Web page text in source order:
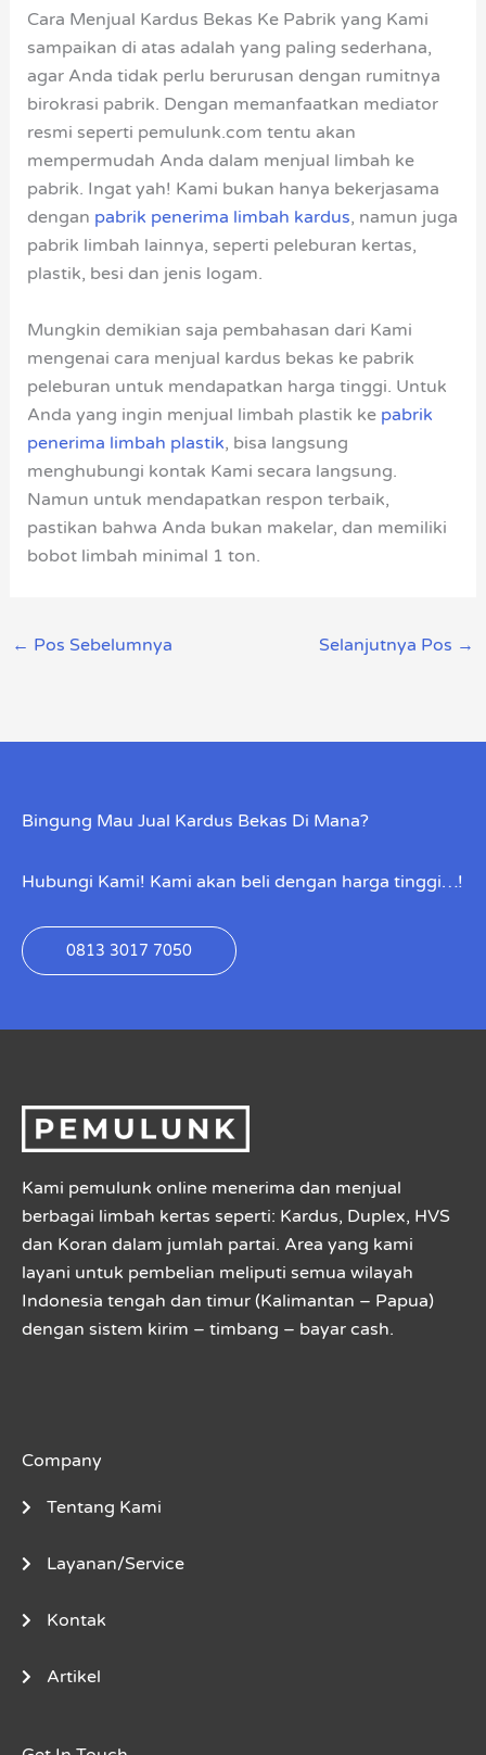
Cara Menjual Kardus Bekas Ke Pabrik yang Kami
sampaikan di atas adalah yang paling sederhana,
agar Anda tidak perlu berurusan dengan rumitnya
birokrasi pabrik. Dengan memanfaatkan mediator
resmi seperti pemulunk.com tentu akan
mempermudah Anda dalam menjual limbah ke
pabrik. Ingat yah! Kami bukan hanya bekerjasama
dengan pabrik penerima limbah kardus, namun juga
pabrik limbah lainnya, seperti peleburan kertas,
plastik, besi dan jenis logam.
Mungkin demikian saja pembahasan dari Kami
mengenai cara menjual kardus bekas ke pabrik
peleburan untuk mendapatkan harga tinggi. Untuk
Anda yang ingin menjual limbah plastik ke pabrik
penerima limbah plastik, bisa langsung
menghubungi kontak Kami secara langsung.
Namun untuk mendapatkan respon terbaik,
pastikan bahwa Anda bukan makelar, dan memiliki
bobot limbah minimal 1 ton.
← Pos Sebelumnya Selanjutnya Pos →
Bingung Mau Jual Kardus Bekas Di Mana?
Hubungi Kami! Kami akan beli dengan harga tinggi…!
0813 3017 7050
Kami pemulunk online menerima dan menjual
berbagai limbah kertas seperti: Kardus, Duplex, HVS
dan Koran dalam jumlah partai. Area yang kami
layani untuk pembelian meliputi semua wilayah
Indonesia tengah dan timur (Kalimantan – Papua)
dengan sistem kirim – timbang – bayar cash.
Company
Tentang Kami
Layanan/Service
Kontak
Artikel